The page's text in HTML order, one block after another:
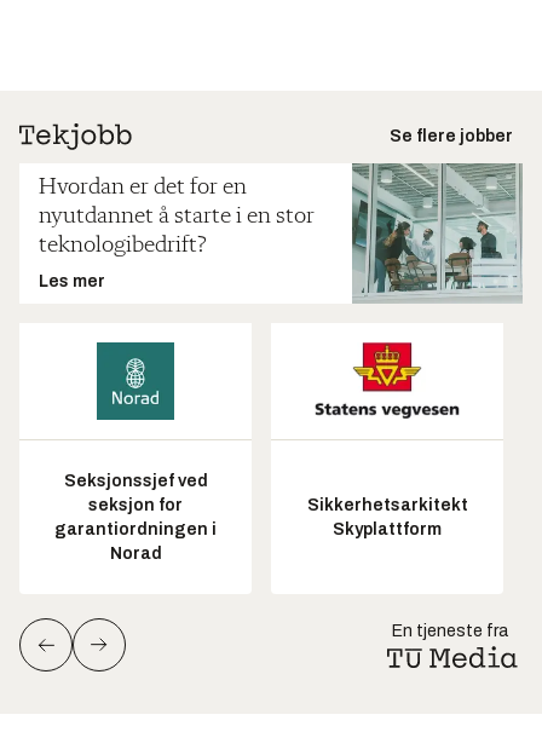
Se flere jobber
Hvordan er det for en
nyutdannet å starte i en stor
teknologibedrift?
Les mer
Seksjonssjef ved
seksjon for
garantiordningen i
Norad
Sikkerhetsarkitekt
Skyplattform
En tjeneste fra